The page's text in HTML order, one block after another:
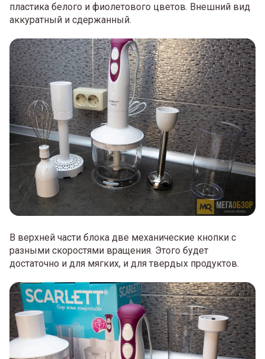
пластика белого и фиолетового цветов. Внешний вид
аккуратный и сдержанный.
В верхней части блока две механические кнопки с
разными скоростями вращения. Этого будет
достаточно и для мягких, и для твердых продуктов.